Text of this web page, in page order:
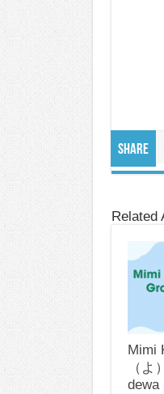
Share
Related
Mimi
（
dewa